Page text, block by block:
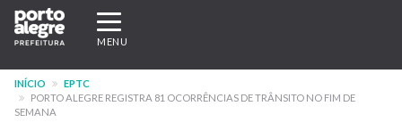
Pular
para
conteúdo
principal
Expandir/recolher
navegação
MENU
INÍCIO
EPTC
PORTO ALEGRE REGISTRA 81 OCORRÊNCIAS DE TRÂNSITO NO FIM DE
SEMANA